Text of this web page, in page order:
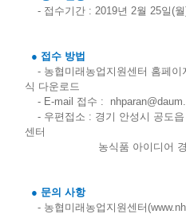
- 접수기간: 2019년 2월 25일(월
● 접수 방법
- 농협미래농업지원센터 홈페이
식 다운로드
- E-mail 접수 :
- 우편접소 : 경기 안성시 공도
센터
농식품 아이디어
● 문의 사항
- 농협미래농업지원센터(